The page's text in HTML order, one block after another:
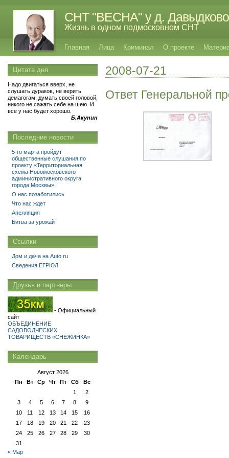
СНТ "ВЕСНА" у д. Давыдково
Жизнь в одном подмосковном СНТ
Главная Лица Криминал О проекте
2008-07-21
Ответ Генеральной
Цитата дня
Надо двигаться вверх, не
слушать дураков, не верить
демагогам, думать своей головой,
никого не сажать себе на шею. И
всё у нас будет хорошо.
Б.Акунин
Последние новости
5-го марта пройдут
общественные слушания по
проекту «Территориальная
схема Новомосковского
административного округа
города Москвы»
О нас позаботились
Что нас ждет
Апелляция
Битва за урожай
Ссылки
Дом и дача на Auto.ru
Сведения ЕГРЮЛ
Друзья и партнеры
- Официальный
сайт
ОБЪЕДИНЕНИЕ
САДОВОДЧЕСКИХ
ТОВАРИЩЕСТВ «СНЕЖИНКА»
Календарь
Август 2026
Пн
Вт Ср Чт Пт Сб
Вс
1
2
3
4 5 6 7 8
9
10
11 12 13 14 15
16
17
18 19 20 21 22
23
24
25 26 27 28 29
30
31
« Мар